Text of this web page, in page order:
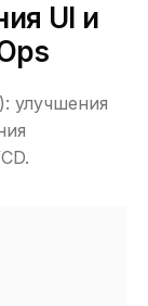
UI и
улучшения